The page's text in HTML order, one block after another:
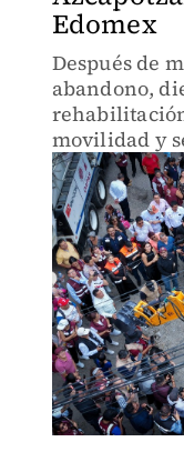
Edomex
Después de
abandono,
movilidad y